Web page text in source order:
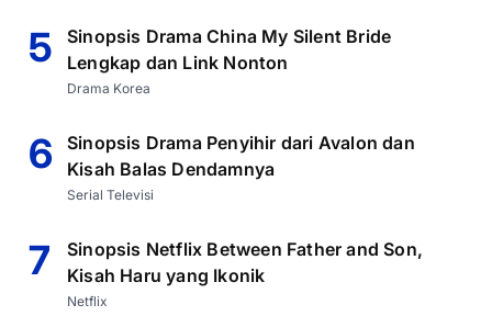
5
Sinopsis Drama China My Silent Bride
Lengkap dan Link Nonton
Drama Korea
6
Sinopsis Drama Penyihir dari Avalon dan
Kisah Balas Dendamnya
Serial Televisi
7
Sinopsis Netflix Between Father and Son,
Kisah Haru yang Ikonik
Netflix